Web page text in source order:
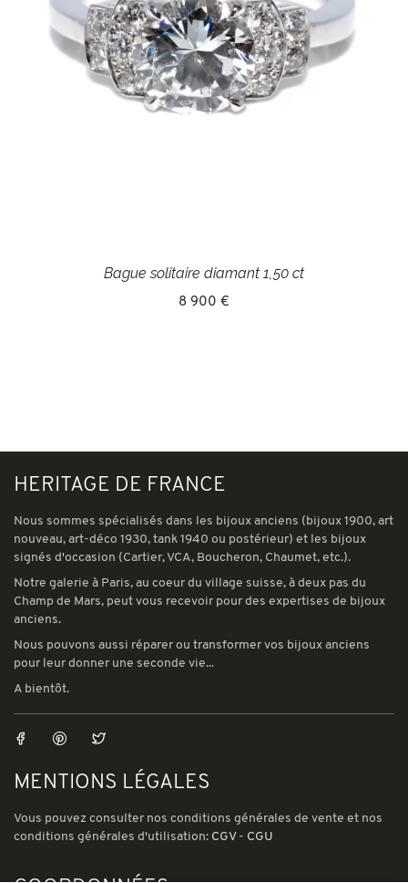
Bague solitaire diamant 1,50 ct
8 900 €
HERITAGE DE FRANCE
Nous sommes spécialisés dans les bijoux anciens (bijoux 1900, art
nouveau, art-déco 1930, tank 1940 ou postérieur) et les bijoux
signés d'occasion (Cartier, VCA, Boucheron, Chaumet, etc.).
Notre galerie à Paris, au coeur du village suisse, à deux pas du
Champ de Mars, peut vous recevoir pour des expertises de bijoux
anciens.
Nous pouvons aussi réparer ou transformer vos bijoux anciens
pour leur donner une seconde vie...
A bientôt.
MENTIONS LÉGALES
Vous pouvez consulter nos conditions générales de vente et nos
conditions générales d'utilisation: CGV- CGU